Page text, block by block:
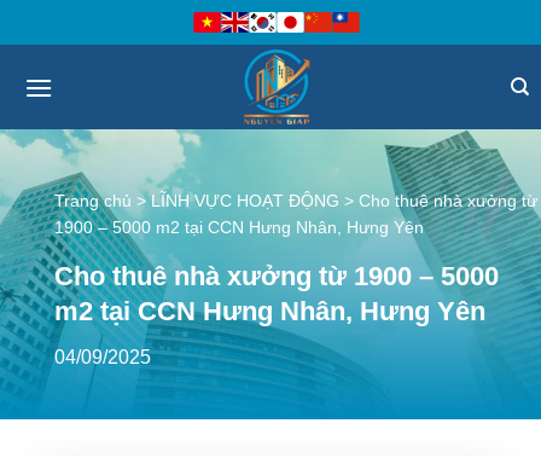
qua
Trang chủ >LĨNH VỰC HOẠT ĐỘNG > Cho thuê nhà xưởng từ
1900 – 5000 m2 tại CCN Hưng Nhân, Hưng Yên
Cho thuê nhà xưởng từ 1900 – 5000
m2 tại CCN Hưng Nhân, Hưng Yên
04/09/2025